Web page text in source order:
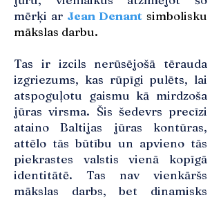
mērķi arJean Denant simbolisku
mākslas darbu.
Tas ir izcils nerūsējošā tērauda
izgriezums, kas rūpīgi pulēts, lai
atspoguļotu gaismu kā mirdzoša
jūras virsma. Šis šedevrs precīzi
ataino Baltijas jūras kontūras,
attēlo tās būtību un apvieno tās
piekrastes valstis vienā kopīgā
identitātē. Tas nav vienkāršs
mākslas darbs, bet dinamisks